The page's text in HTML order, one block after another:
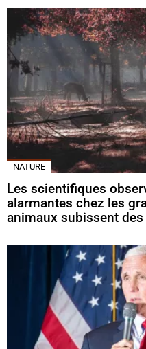
NATURE
Les scientifiques
alarmantes chez les
animaux subissent